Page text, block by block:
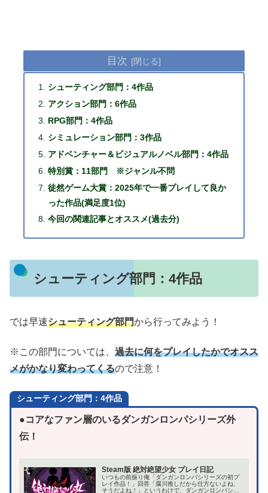
目次
シューティング部門：4作品
アクション部門：6作品
RPG部門：4作品
シミュレーション部門：3作品
アドベンチャー＆ビジュアルノベル部門：4作品
特別賞：11部門 ※ジャンル不問
徒然ゲーム大賞：2025年で一番プレイして良か
った作品(満足度1位)
今回の関連記事とオススメ(過去分)
シューティング部門：4作品
では早速シューティング部門から行ってみよう！
※この部門については、 過去に何をプレイしたかでオスス
メがかなり変わってくるので注意！
シューティング部門：4作品
●コアなファン層のいるダンガンロンパシリーズ外
伝！
Steam版 絶対絶望少女 プレイ日記
いつもの前振り俺「ダンガンロンパシリーズの初プ
レイ作品！」回答「腐川推しだから仕方ないよね、
そうだよね！」というわけで、ダンガンロンパシリ